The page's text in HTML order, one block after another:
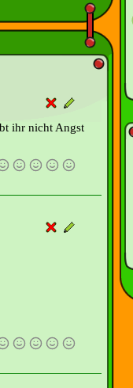
ihr nicht Angst